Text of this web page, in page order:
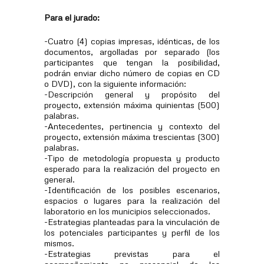
Para el jurado:
-Cuatro (4) copias impresas, idénticas, de los
documentos, argolladas por separado (los
participantes que tengan la posibilidad,
podrán enviar dicho número de copias en CD
o DVD), con la siguiente información:
-Descripción general y propósito del
proyecto, extensión máxima quinientas (500)
palabras.
-Antecedentes, pertinencia y contexto del
proyecto, extensión máxima trescientas (300)
palabras.
-Tipo de metodología propuesta y producto
esperado para la realización del proyecto en
general.
-Identificación de los posibles escenarios,
espacios o lugares para la realización del
laboratorio en los municipios seleccionados.
-Estrategias planteadas para la vinculación de
los potenciales participantes y perfil de los
mismos.
-Estrategias previstas para el